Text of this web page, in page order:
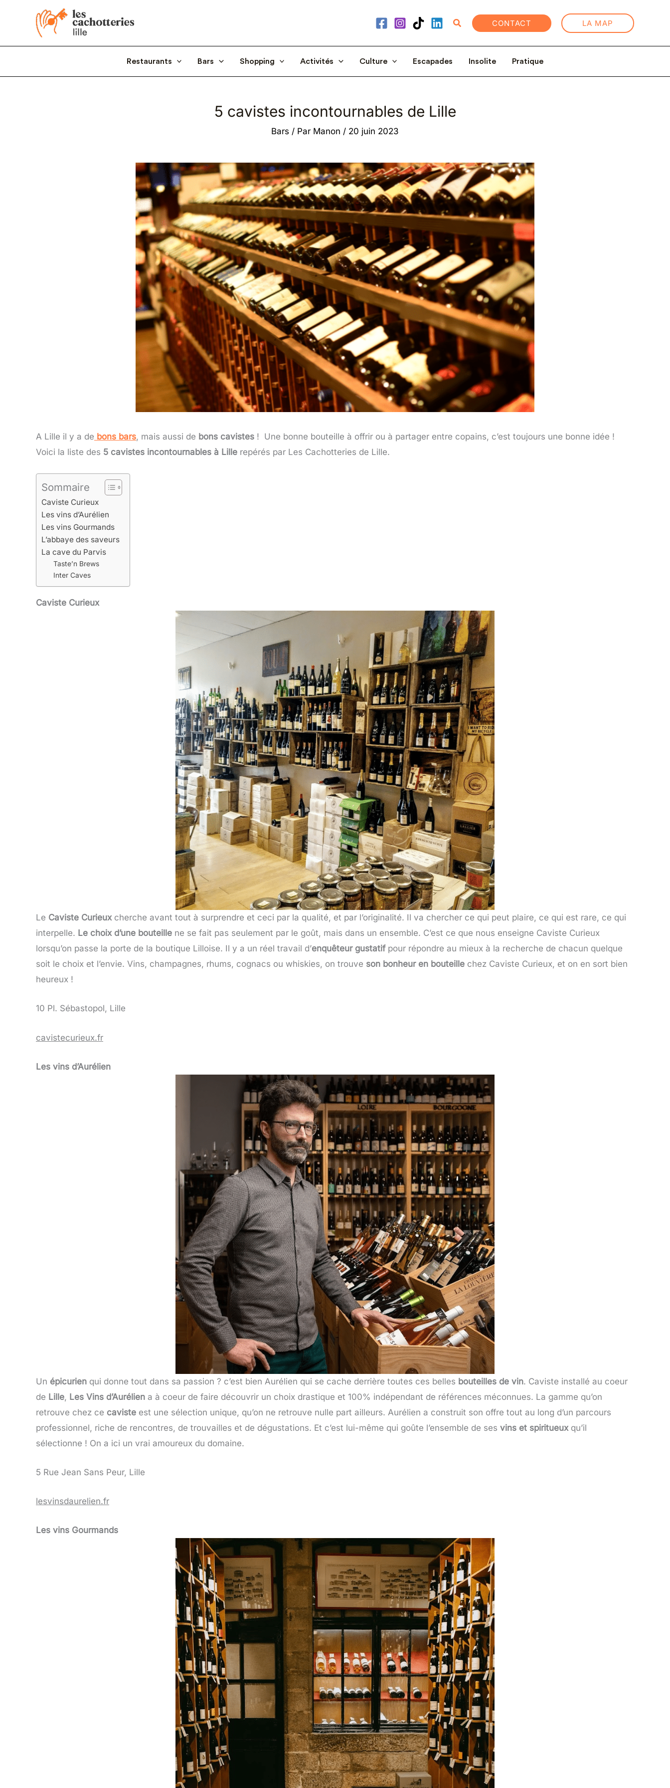
RechercherCONTACT LA MAP
Restaurants Bars Shopping Activités Culture Escapades Insolite Pratique
5 cavistes incontournables de Lille
Bars / Par Manon / 20 juin 2023
A Lille il y a de bons bars, mais aussi de bons cavistes ! Une bonne bouteille à offrir ou à partager entre copains, c’est toujours une bonne idée !
Voici la liste des 5 cavistes incontournables à Lille repérés par Les Cachotteries de Lille.
Sommaire
Caviste Curieux
Les vins d’Aurélien
Les vins Gourmands
L’abbaye des saveurs
La cave du Parvis
Taste’n Brews
Inter Caves
Caviste Curieux
Le Caviste Curieuxcherche avant tout à surprendre et ceci par la qualité, et par l’originalité. Il va chercher ce qui peut plaire, ce qui est rare, ce qui
interpelle. Le choix d’une bouteille ne se fait pas seulement par le goût, mais dans un ensemble. C’est ce que nous enseigne Caviste Curieux
lorsqu’on passe la porte de la boutique Lilloise. Il y a un réel travail d’enquêteur gustatifpour répondre au mieux à la recherche de chacun quelque
soit le choix et l’envie. Vins, champagnes, rhums, cognacs ou whiskies, on trouve son bonheur en bouteille chez Caviste Curieux, et on en sort bien
heureux !
10 Pl. Sébastopol, Lille
cavistecurieux.fr
Les vins d’Aurélien
Un épicurien qui donne tout dans sa passion ? c’est bien Aurélien qui se cache derrière toutes ces belles bouteilles de vin. Caviste installé au coeur
de Lille, Les Vins d’Aurélien a à coeur de faire découvrir un choix drastique et 100% indépendant de références méconnues. La gamme qu’on
retrouve chez ce caviste est une sélection unique, qu’on ne retrouve nulle part ailleurs. Aurélien a construit son offre tout au long d’un parcours
professionnel, riche de rencontres, de trouvailles et de dégustations. Et c’est lui-même qui goûte l’ensemble de ses vins et spiritueuxqu’il
sélectionne ! On a ici un vrai amoureux du domaine.
5 Rue Jean Sans Peur, Lille
lesvinsdaurelien.fr
Les vins Gourmands